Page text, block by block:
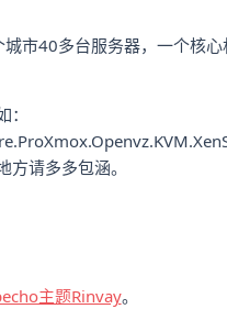
市40多台服务器，一个核
请多多包涵。
主题Rinvay。